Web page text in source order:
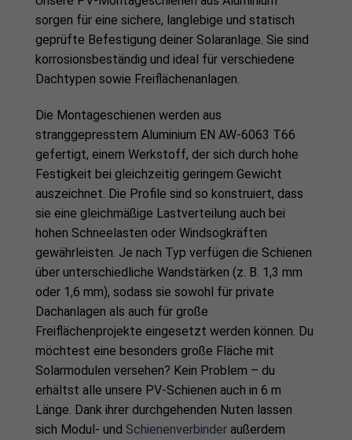
sorgen für eine sichere, langlebige und statisch
geprüfte Befestigung deiner Solaranlage. Sie sind
korrosionsbeständig und ideal für verschiedene
Dachtypen sowie Freiflächenanlagen.
Die Montageschienen werden aus
stranggepresstem Aluminium EN AW-6063 T66
gefertigt, einem Werkstoff, der sich durch hohe
Festigkeit bei gleichzeitig geringem Gewicht
auszeichnet. Die Profile sind so konstruiert, dass
sie eine gleichmäßige Lastverteilung auch bei
hohen Schneelasten oder Windsogkräften
gewährleisten. Je nach Typ verfügen die Schienen
über unterschiedliche Wandstärken (z. B. 1,3 mm
oder 1,6 mm), sodass sie sowohl für private
Dachanlagen als auch für große
Freiflächenprojekte eingesetzt werden können. Du
möchtest eine besonders große Fläche mit
Solarmodulen versehen? Kein Problem – du
erhältst alle unsere PV-Schienen auch in 6 m
Länge. Dank ihrer durchgehenden Nuten lassen
sich Modul- und Schienenverbinder außerdem